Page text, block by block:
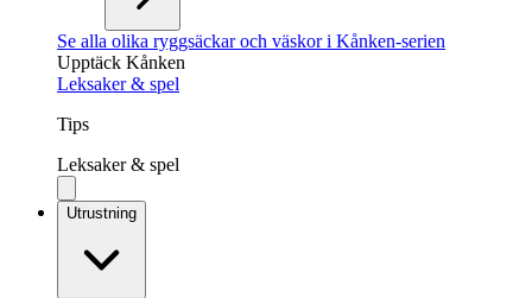
Se alla olika ryggsäckar och väskor i Kånken-serien
Upptäck Kånken
Leksaker & spel
Tips
Leksaker & spel
Utrustning